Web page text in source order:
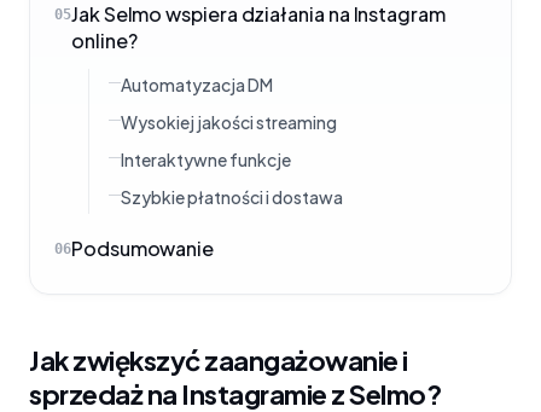
05Jak Selmo wspiera działania na Instagram
online?
Automatyzacja DM
Wysokiej jakości streaming
Interaktywne funkcje
Szybkie płatności i dostawa
06Podsumowanie
Jak zwiększyć zaangażowanie i
sprzedaż na Instagramie z Selmo?